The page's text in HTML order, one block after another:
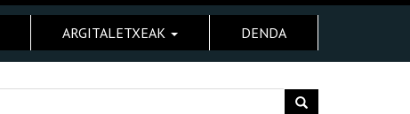
ARGITALETXEAK DENDA